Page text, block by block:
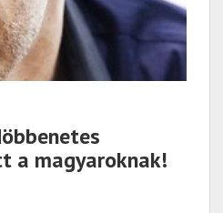
a magyaroknak!